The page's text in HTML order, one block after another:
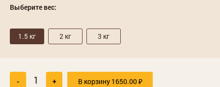
Выберите вес:
1.5 кг 2 кг 3 кг
- + В корзину 1650.00₽